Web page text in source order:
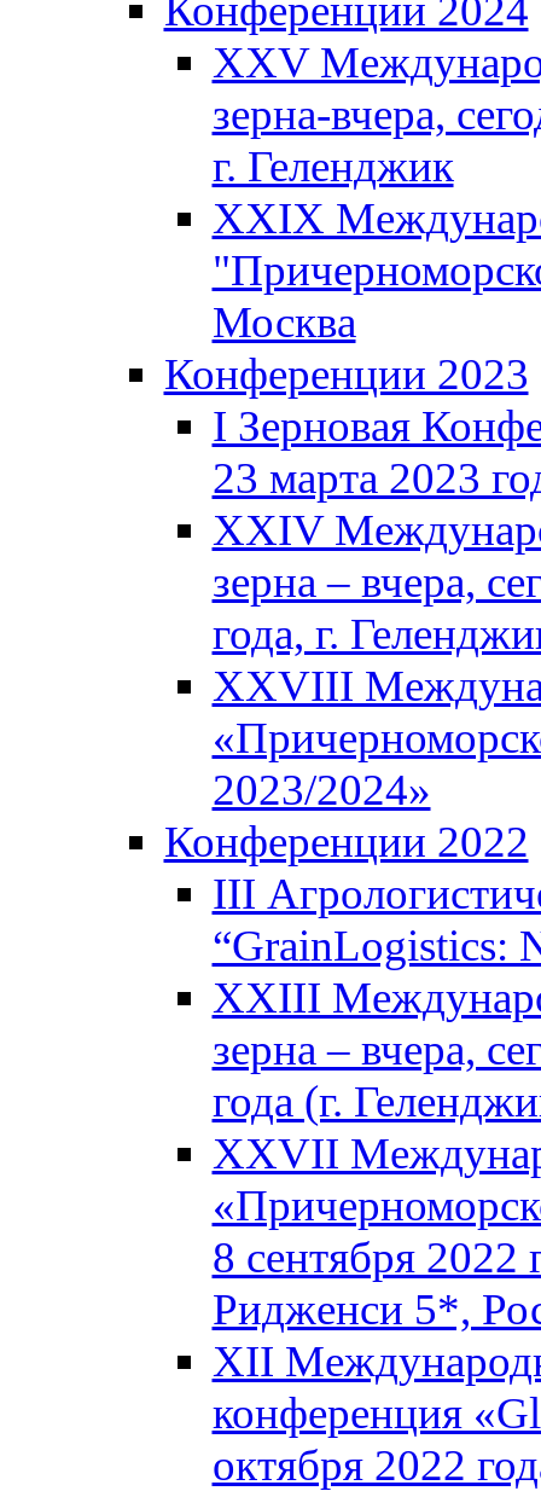
Конференции 2024
XXV
зерна-вчера,
г. Геленджик
XXIX
Москва
Конференции 2023
I Зерновая
23 марта 2023
XXIV
зерна – вчера,
года, г.
XXVIII
2023/2024»
Конференции 2022
III
“GrainLogistics:
XXIII
зерна – вчера,
года (г.
XXVII
8 сентября 2022
Ридженси 5*,
XII
конференция
октября 2022